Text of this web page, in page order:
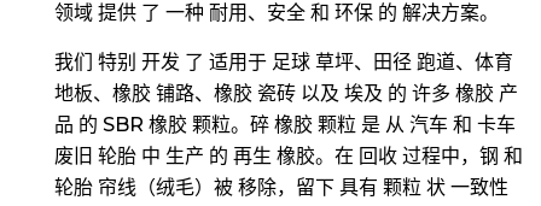
领域 提供 了 一种 耐用、安全 和 环保 的 解决方案。
我们 特别 开发 了 适用于 足球 草坪、田径 跑道、体育
地板、橡胶 铺路、橡胶 瓷砖 以及 埃及 的 许多 橡胶 产
品 的 SBR 橡胶 颗粒。碎 橡胶 颗粒 是 从 汽车 和 卡车
废旧 轮胎 中 生产 的 再生 橡胶。在 回收 过程中，钢 和
轮胎 帘线（绒毛）被 移除，留下 具有 颗粒 状 一致性